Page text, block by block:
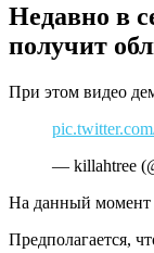
Недавно в
получит
При этом видео
— killahtree
На данный момент
Предполагается,